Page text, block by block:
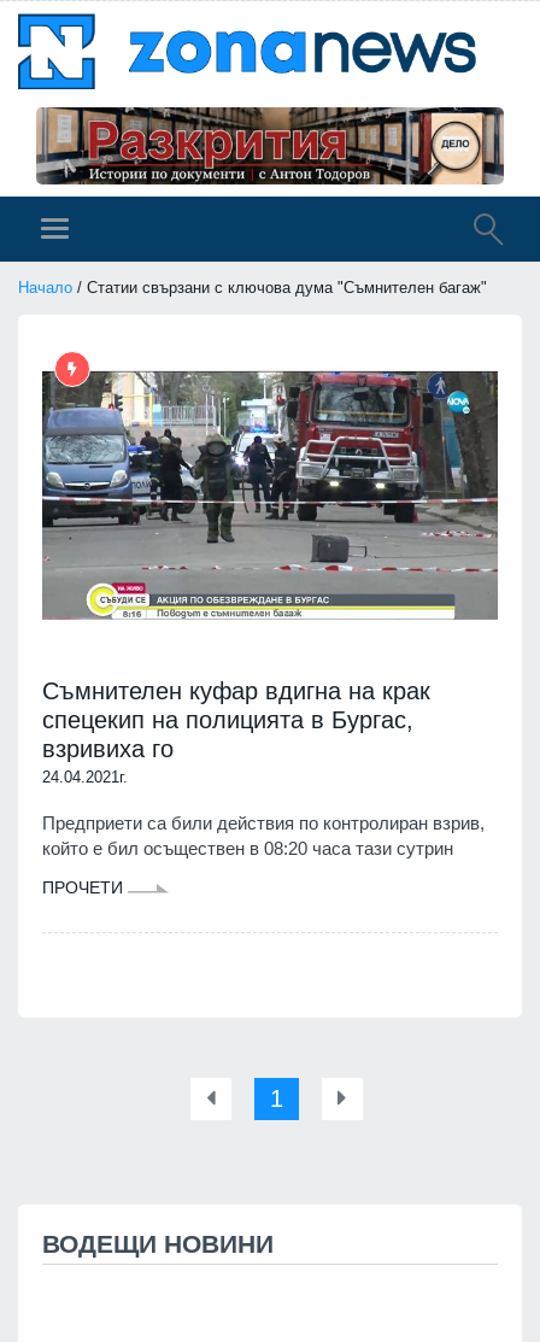
Начало / Статии свързани с ключова дума "Съмнителен багаж"
Съмнителен куфар вдигна на крак
спецекип на полицията в Бургас,
взривиха го
24.04.2021г.
Предприети са били действия по контролиран взрив,
който е бил осъществен в 08:20 часа тази сутрин
ПРОЧЕТИ
1
ВОДЕЩИ НОВИНИ